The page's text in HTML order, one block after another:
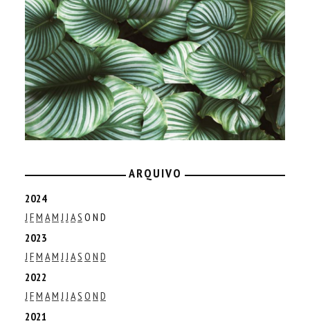
ARQUIVO
2024
J FM AM J J AS O N D
2023
J FM AM J J AS O N D
2022
J FM AM J J AS O N D
2021